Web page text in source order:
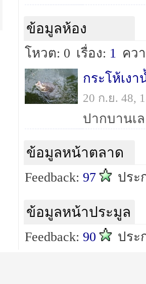
ข้อมูลห้อง
โหวต: 0 เรื่อง: 1 คว
กระโห้เงา
20 ก.ย. 48,
ปากบานเ
ข้อมูลหน้าตลาด
Feedback: 97 ปร
ข้อมูลหน้าประมูล
Feedback: 90 ปร